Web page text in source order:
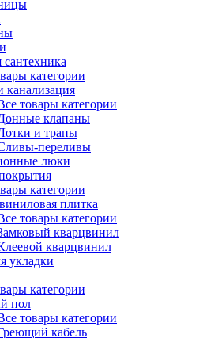
категории
канализация
товары категории
клапаны
и трапы
переливы
люки
категории
плитка
товары категории
кварцвинил
кварцвинил
укладки
категории
пол
товары категории
кабель